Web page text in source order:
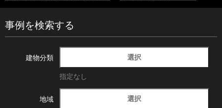
事例を検索する
建物分類 選択
指定なし
地域 選択